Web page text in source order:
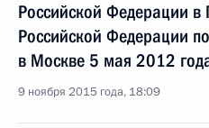
Российской Федерации
Российской Федерации
в Москве 5 мая 2012
9 ноября 2015 года, 18:09